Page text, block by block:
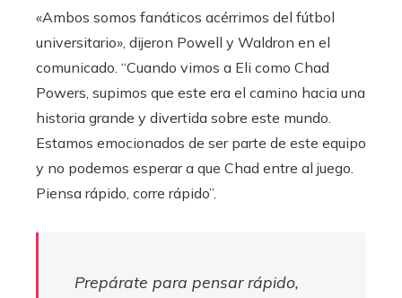
«Ambos somos fanáticos acérrimos del fútbol
universitario», dijeron Powell y Waldron en el
comunicado. “Cuando vimos a Eli como Chad
Powers, supimos que este era el camino hacia una
historia grande y divertida sobre este mundo.
Estamos emocionados de ser parte de este equipo
y no podemos esperar a que Chad entre al juego.
Piensa rápido, corre rápido”.
Prepárate para pensar rápido,